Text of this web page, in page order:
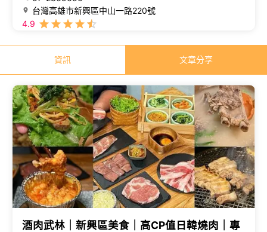
台灣高雄市新興區中山一路220號
4.9
資訊 文章分享
酒肉武林｜新興區美食｜高CP值日韓燒肉｜專